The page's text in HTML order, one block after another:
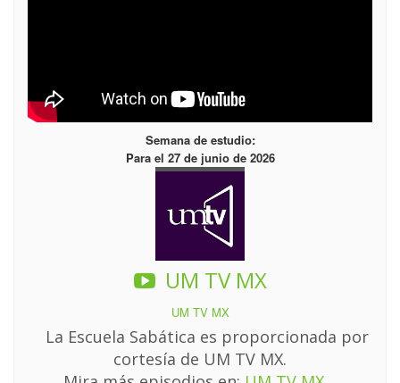
Semana de estudio:
Para el 27 de junio de 2026
UM TV MX
UM TV MX
La Escuela Sabática es proporcionada por
cortesía de UM TV MX.